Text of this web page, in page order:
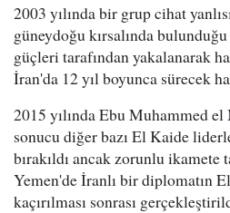
2003 yılında bir grup cihat
güneydoğu kırsalında
güçleri tarafından yakalanarak
İran'da 12 yıl boyunca sürecek
2015 yılında Ebu Muhammed el
sonucu diğer bazı El Kaide
bırakıldı ancak zorunlu ikamete
Yemen'de İranlı bir diplomatın
kaçırılması sonrası